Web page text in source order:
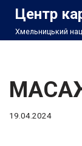
Перейти
Центр
Хмельницький
19.04.2024